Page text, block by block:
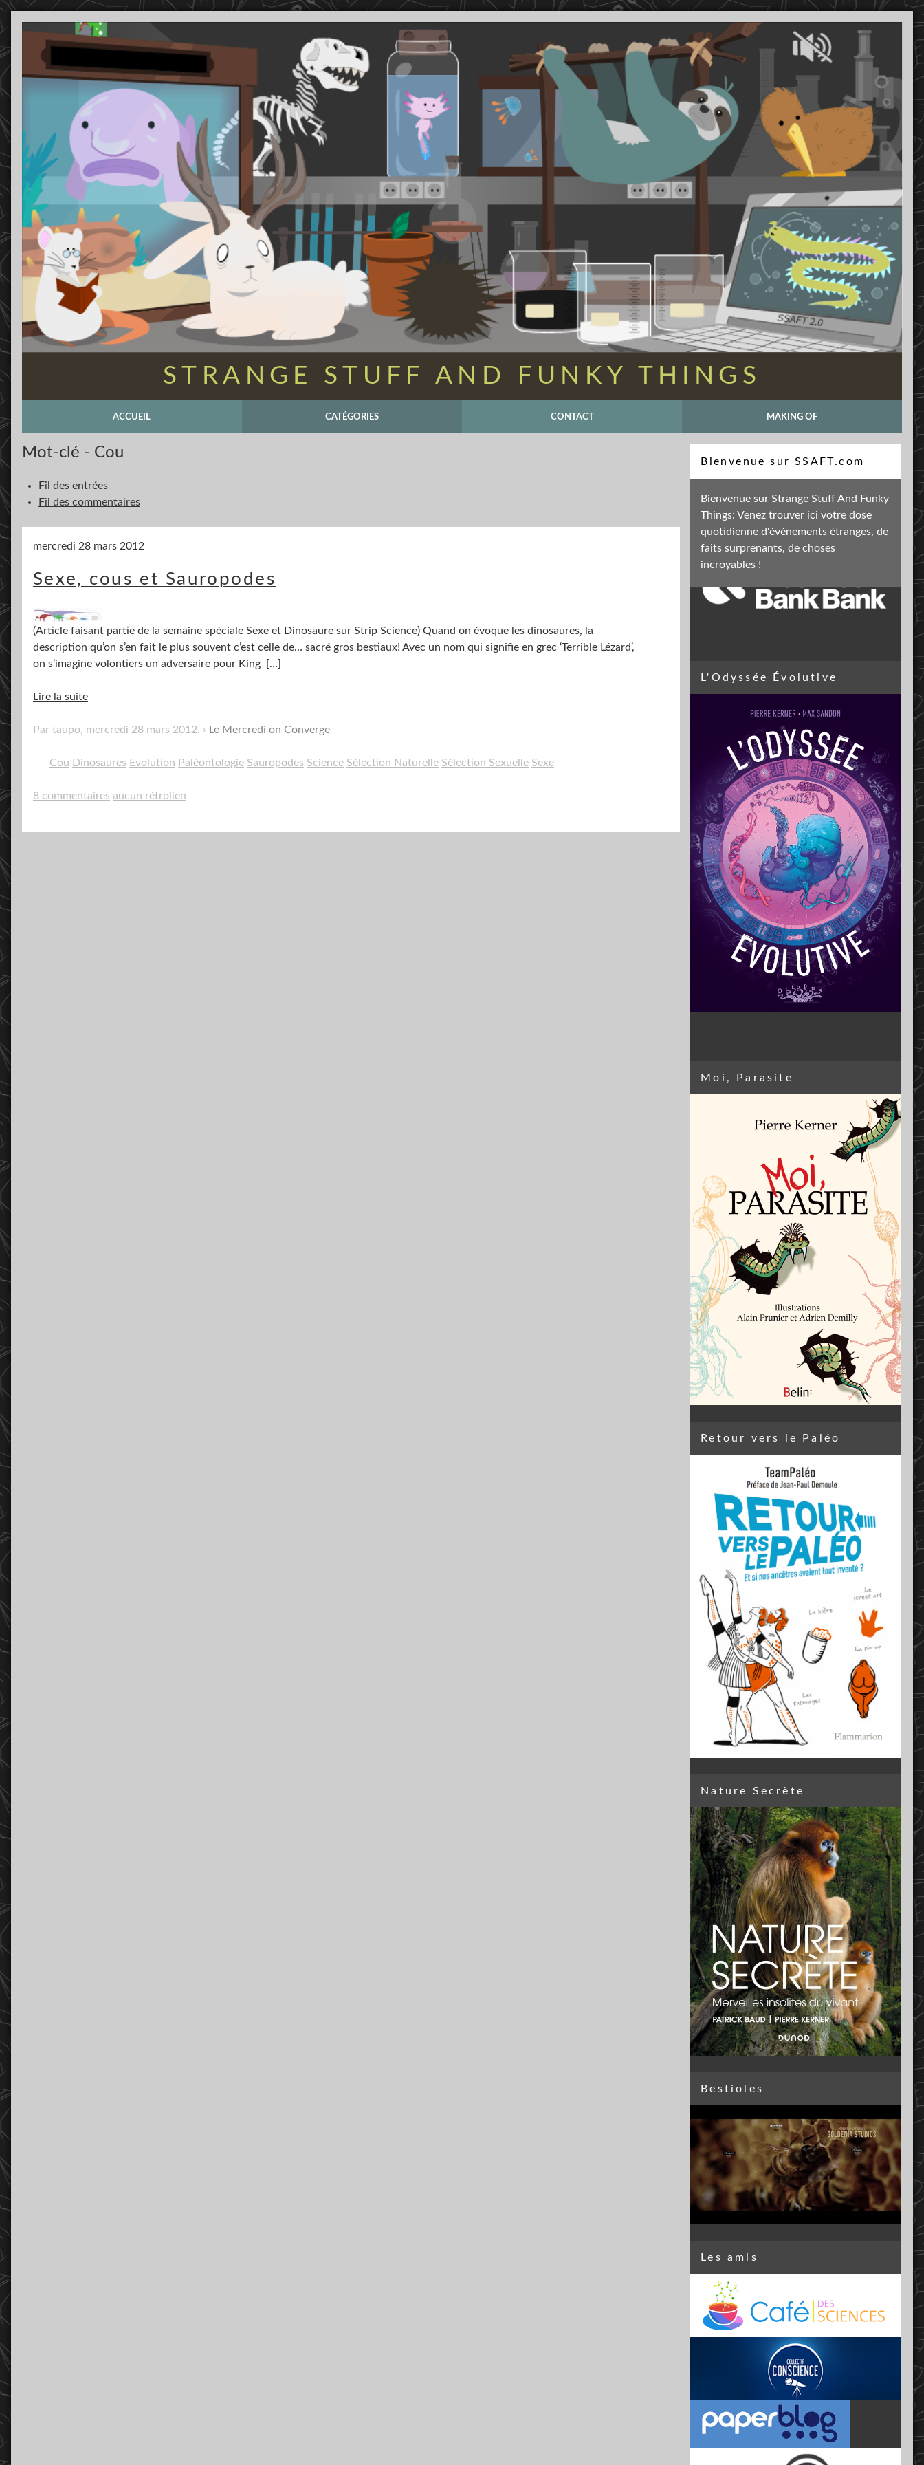
STRANGE STUFF AND FUNKY THINGS
ACCUEIL CATÉGORIES CONTACT MAKING OF
Mot-clé - Cou
Fil des entrées
Fil des commentaires
mercredi 28 mars 2012
Sexe, cous et Sauropodes
(Article faisant partie de la semaine spéciale Sexe et Dinosaure sur Strip Science) Quand on évoque les dinosaures, la
description qu’on s’en fait le plus souvent c’est celle de… sacré gros bestiaux! Avec un nom qui signifie en grec ‘Terrible Lézard’,
on s’imagine volontiers un adversaire pour King
[…]
Lire la suite
Par taupo, mercredi 28 mars 2012. Le Mercredi on Converge
Cou Dinosaures Evolution Paléontologie Sauropodes Science Sélection Naturelle Sélection Sexuelle Sexe
8 commentaires aucun rétrolien
Bienvenue sur SSAFT.com
Bienvenue sur Strange Stuff And Funky
Things: Venez trouver ici votre dose
quotidienne d'évènements étranges, de
faits surprenants, de choses
incroyables !
Recherche
Soutenez mon activité
L'Odyssée Évolutive
Moi, Parasite
Retour vers le Paléo
Nature Secrète
Bestioles
Les amis